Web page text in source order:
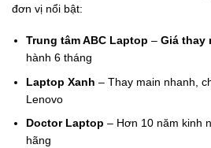
đơn vị nổi bật:
Trung tâm ABC Laptop –Giá thay
hành 6 tháng
Laptop Xanh – Thay main nhanh,
Lenovo
Doctor Laptop – Hơn 10 năm kinh
hãng